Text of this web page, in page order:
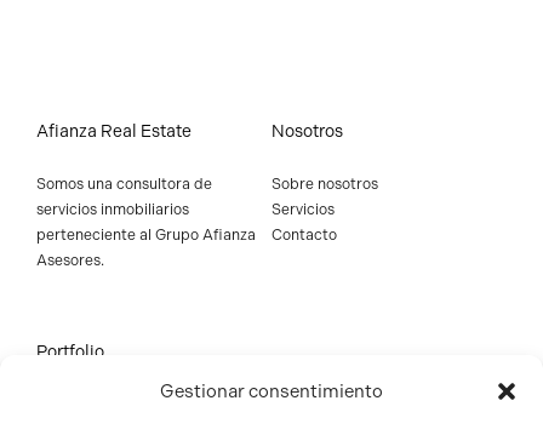
Gestionar consentimiento
Afianza Real Estate
Somos una consultora de
servicios inmobiliarios
perteneciente al Grupo Afianza
Asesores.
Nosotros
Sobre nosotros
Servicios
Contacto
Portfolio